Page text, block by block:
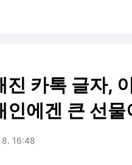
진 카톡 글자,
인에겐 큰 선물
8. 16:48